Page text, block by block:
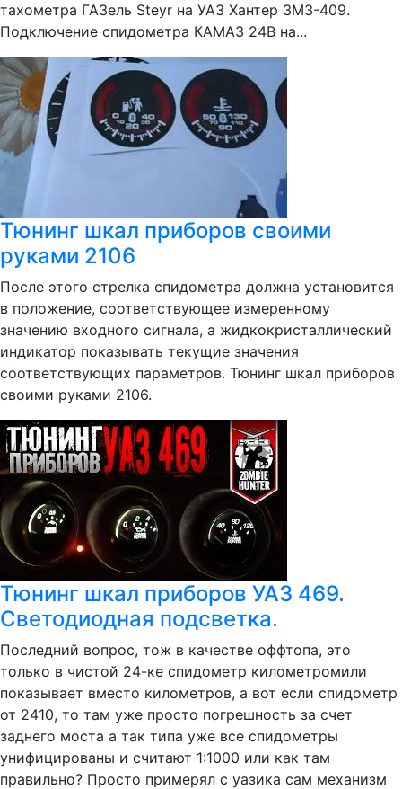
тахометра ГАЗель Steyr на УАЗ Хантер ЗМЗ-409.
Подключение спидометра КАМАЗ 24В на...
Тюнинг шкал приборов своими
руками 2106
После этого стрелка спидометра должна установится
в положение, соответствующее измеренному
значению входного сигнала, а жидкокристаллический
индикатор показывать текущие значения
соответствующих параметров. Тюнинг шкал приборов
своими руками 2106.
Тюнинг шкал приборов УАЗ 469.
Светодиодная подсветка.
Последний вопрос, тож в качестве оффтопа, это
только в чистой 24-ке спидометр километромили
показывает вместо километров, а вот если спидометр
от 2410, то там уже просто погрешность за счет
заднего моста а так типа уже все спидометры
унифицированы и считают 1:1000 или как там
правильно? Просто примерял с уазика сам механизм